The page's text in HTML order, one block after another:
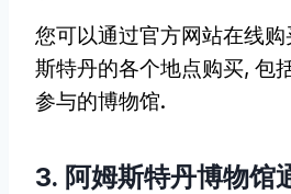
您可以通过官方网站在线
斯特丹的各个地点购买, 包
参与的博物馆.
3. 阿姆斯特丹博物馆